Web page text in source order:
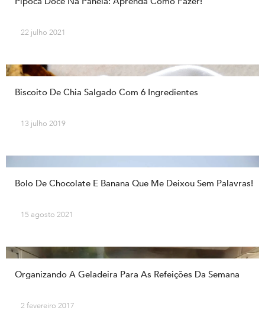
22 julho 2021
Biscoito De Chia Salgado Com 6 Ingredientes
13 julho 2019
Bolo De Chocolate E Banana Que Me Deixou Sem Palavras!
15 agosto 2021
Organizando A Geladeira Para As Refeições Da Semana
2 fevereiro 2017